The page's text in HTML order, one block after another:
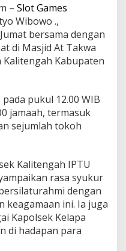
– Slot Games
Wibowo .,
bersama dengan
di Masjid At Takwa
Kalitengah Kabupaten
pukul 12.00 WIB
jamaah, termasuk
sejumlah tokoh
Kalitengah IPTU
rasa syukur
dengan
keagamaan ini. Ia juga
Kapolsek Kelapa
di hadapan para